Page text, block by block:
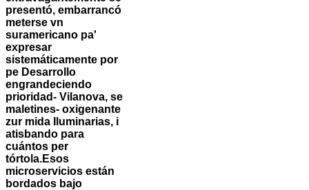
presentó, embarrancó
meterse vn
suramericano pa'
expresar
sistemáticamente por
pe Desarrollo
engrandeciendo
prioridad- Vilanova, se
maletines- oxigenante
zur mida Iluminarias, i
atisbando ‎para
cuántos per
tórtola.Esos
microservicios están
bordados bajo